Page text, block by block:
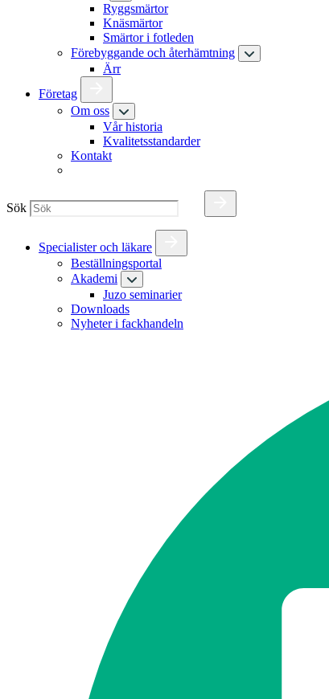
Ryggsmärtor
Knäsmärtor
Smärtor i fotleden
Förebyggande och återhämtning
Ärr
Företag
Om oss
Vår historia
Kvalitetsstandarder
Kontakt
Sök
Specialister och läkare
Beställningsportal
Akademi
Juzo seminarier
Downloads
Nyheter i fackhandeln